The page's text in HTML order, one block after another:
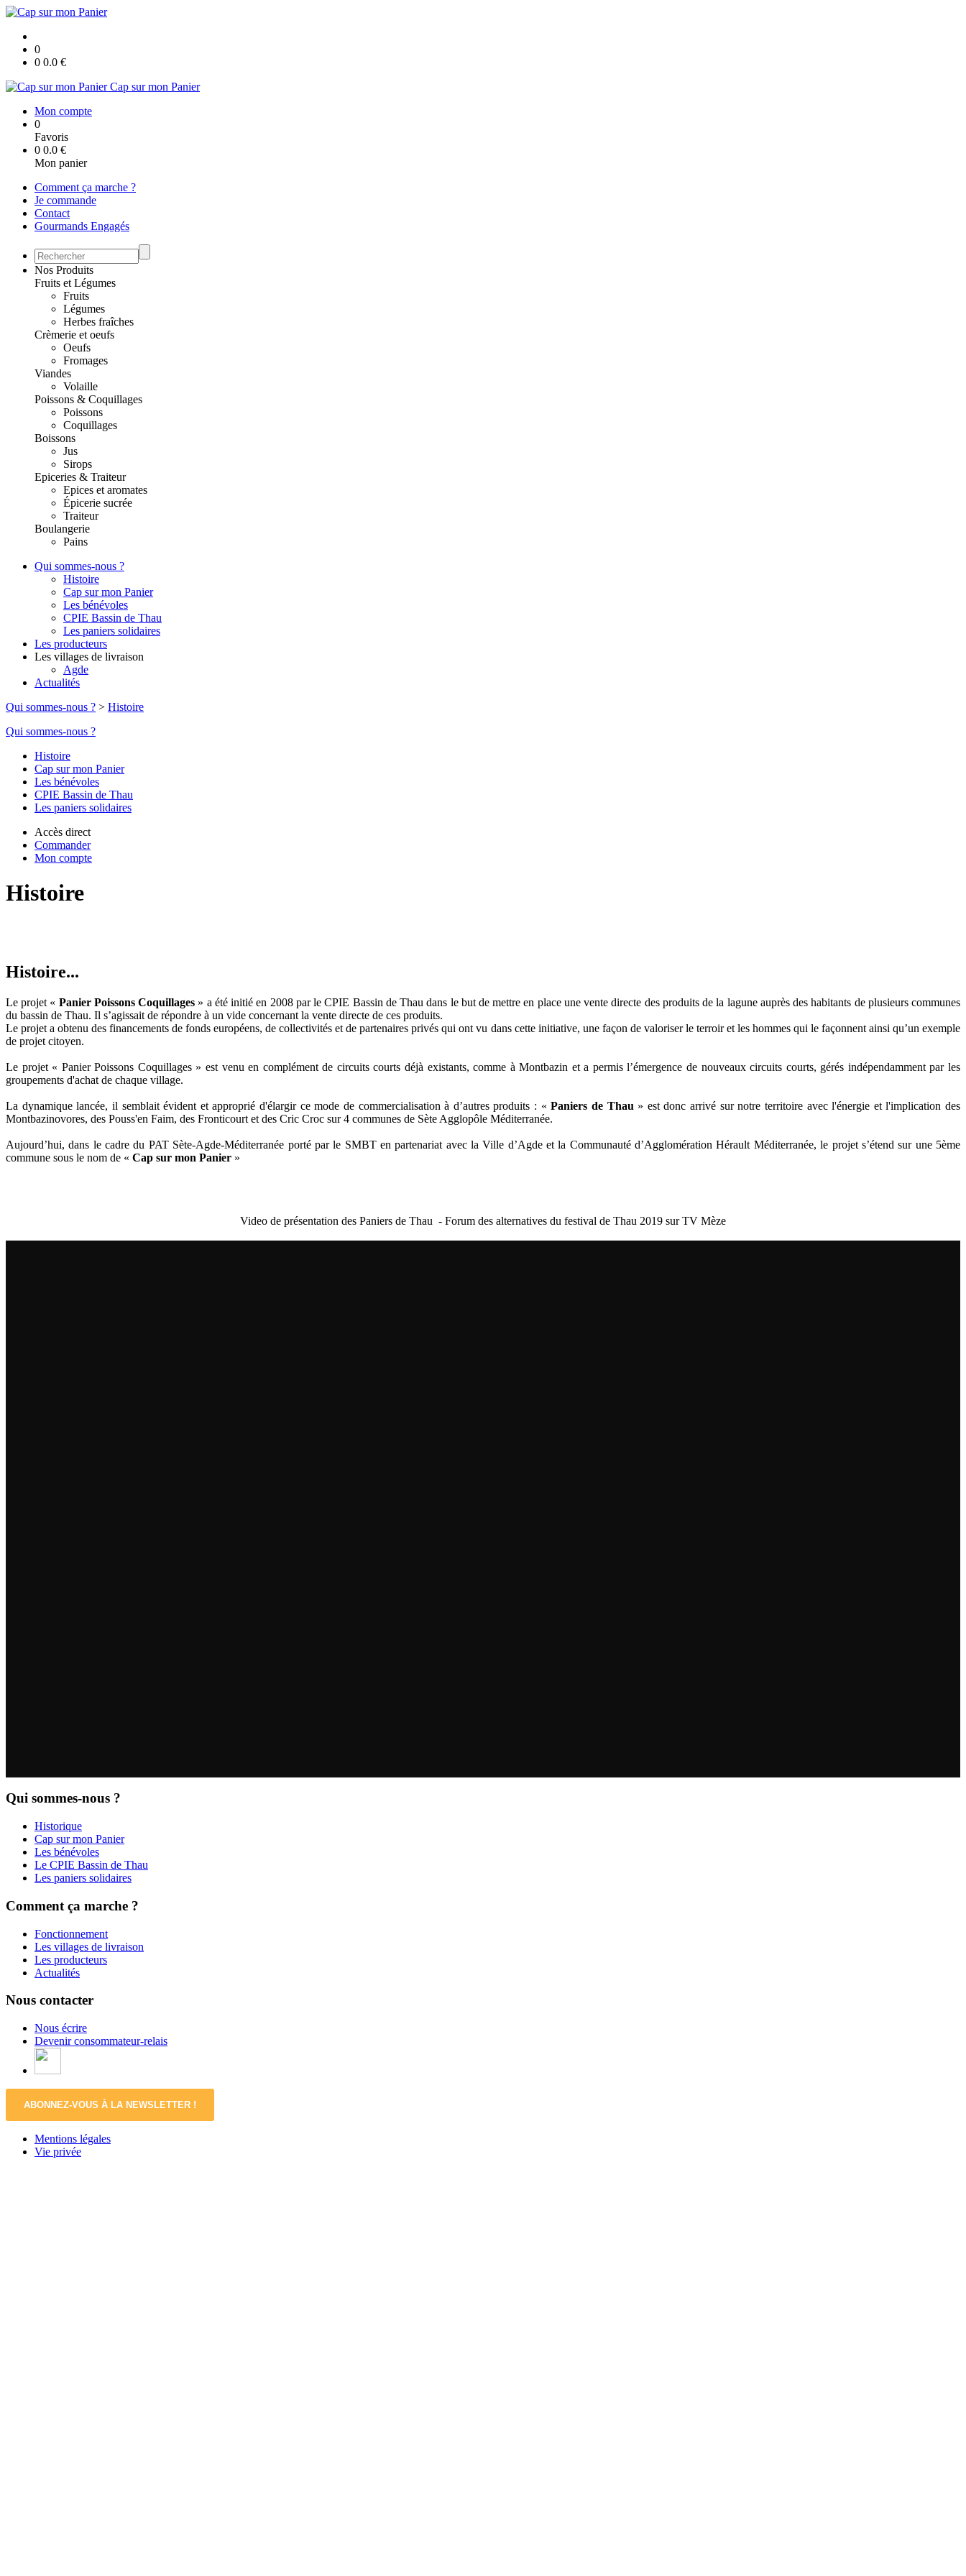
0
0 0.0 €
Cap sur mon Panier
Mon compte
0
Favoris
0 0.0 €
Mon panier
Comment ça marche ?
Je commande
Contact
Gourmands Engagés
Nos Produits
Fruits et Légumes
Fruits
Légumes
Herbes fraîches
Crèmerie et oeufs
Oeufs
Fromages
Viandes
Volaille
Poissons & Coquillages
Poissons
Coquillages
Boissons
Jus
Sirops
Epiceries & Traiteur
Epices et aromates
Épicerie sucrée
Traiteur
Boulangerie
Pains
Qui sommes-nous ?
Histoire
Cap sur mon Panier
Les bénévoles
CPIE Bassin de Thau
Les paniers solidaires
Les producteurs
Les villages de livraison
Agde
Actualités
Qui sommes-nous ? > Histoire
Qui sommes-nous ?
Histoire
Cap sur mon Panier
Les bénévoles
CPIE Bassin de Thau
Les paniers solidaires
Accès direct
Commander
Mon compte
Histoire
Histoire...
Le projet « Panier Poissons Coquillages » a été initié en 2008 par le CPIE Bassin de Thau dans le but de mettre en place une vente directe des produits de la lagune auprès des habitants de plusieurs communes
du bassin de Thau. Il s’agissait de répondre à un vide concernant la vente directe de ces produits.
Le projet a obtenu des financements de fonds européens, de collectivités et de partenaires privés qui ont vu dans cette initiative, une façon de valoriser le terroir et les hommes qui le façonnent ainsi qu’un exemple
de projet citoyen.
Le projet « Panier Poissons Coquillages » est venu en complément de circuits courts déjà existants, comme à Montbazin et a permis l’émergence de nouveaux circuits courts, gérés indépendamment par les
groupements d'achat de chaque village.
La dynamique lancée, il semblait évident et approprié d'élargir ce mode de commercialisation à d’autres produits : «Paniers de Thau » est donc arrivé sur notre territoire avec l'énergie et l'implication des
Montbazinovores, des Pouss'en Faim, des Fronticourt et des Cric Croc sur 4 communes de Sète Agglopôle Méditerranée.
Aujourd’hui, dans le cadre du PAT Sète-Agde-Méditerranée porté par le SMBT en partenariat avec la Ville d’Agde et la Communauté d’Agglomération Hérault Méditerranée, le projet s’étend sur une 5ème
commune sous le nom de « Cap sur mon Panier »
Video de présentation des Paniers de Thau - Forum des alternatives du festival de Thau 2019 sur TV Mèze
Qui sommes-nous ?
Historique
Cap sur mon Panier
Les bénévoles
Le CPIE Bassin de Thau
Les paniers solidaires
Comment ça marche ?
Fonctionnement
Les villages de livraison
Les producteurs
Actualités
Nous contacter
Nous écrire
Devenir consommateur-relais
ABONNEZ-VOUS À LA NEWSLETTER !
Mentions légales
Vie privée